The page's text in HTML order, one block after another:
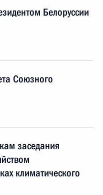
Белоруссии
Союзного
заседания
климатического